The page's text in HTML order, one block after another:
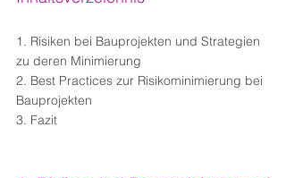
1. Risiken bei Bauprojekten und Strategien
zu deren Minimierung
2. Best Practices zur Risikominimierung bei
Bauprojekten
3. Fazit